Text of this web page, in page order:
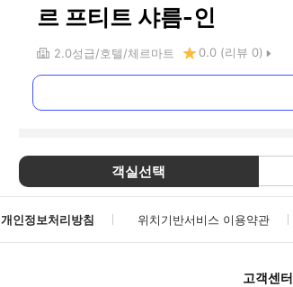
르 프티트 샤름-인
2.0성급 호텔 체르마트 0.0 (리뷰 0)
객실선택
개인정보처리방침 위치기반서비스 이용약관
고객센터